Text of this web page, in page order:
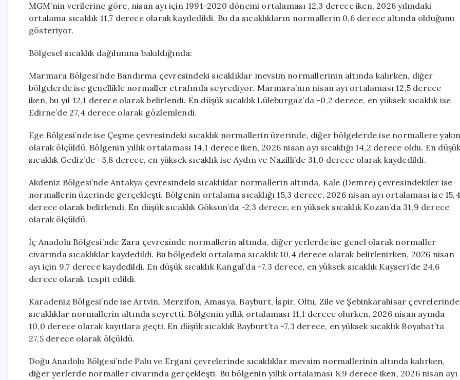
MGM’nin verilerine göre, nisan ayı için 1991-2020 dönemi ortalaması 12,3 derece iken, 2026 yılındaki
ortalama sıcaklık 11,7 derece olarak kaydedildi. Bu da sıcaklıkların normallerin 0,6 derece altında olduğunu
gösteriyor.
Bölgesel sıcaklık dağılımına bakıldığında:
Marmara Bölgesi’nde Bandırma çevresindeki sıcaklıklar mevsim normallerinin altında kalırken, diğer
bölgelerde ise genellikle normaller etrafında seyrediyor. Marmara’nın nisan ayı ortalaması 12,5 derece
iken, bu yıl 12,1 derece olarak belirlendi. En düşük sıcaklık Lüleburgaz’da -0,2 derece, en yüksek sıcaklık ise
Edirne’de 27,4 derece olarak gözlemlendi.
Ege Bölgesi’nde ise Çeşme çevresindeki sıcaklık normallerin üzerinde, diğer bölgelerde ise normallere yakın
olarak ölçüldü. Bölgenin yıllık ortalaması 14,1 derece iken, 2026 nisan ayı sıcaklığı 14,2 derece oldu. En
sıcaklık Gediz’de -3,8 derece, en yüksek sıcaklık ise Aydın ve Nazilli’de 31,0 derece olarak kaydedildi.
Akdeniz Bölgesi’nde Antakya çevresindeki sıcaklıklar normallerin altında, Kale (Demre) çevresindekiler ise
normallerin üzerinde gerçekleşti. Bölgenin ortalama sıcaklığı 15,3 derece, 2026 nisan ayı ortalaması ise 15,4
derece olarak belirlendi. En düşük sıcaklık Göksun’da -2,3 derece, en yüksek sıcaklık Kozan’da 31,9 derece
olarak ölçüldü.
İç Anadolu Bölgesi’nde Zara çevresinde normallerin altında, diğer yerlerde ise genel olarak normaller
civarında sıcaklıklar kaydedildi. Bu bölgedeki ortalama sıcaklık 10,4 derece olarak belirlenirken, 2026 nisan
ayı için 9,7 derece kaydedildi. En düşük sıcaklık Kangal’da -7,3 derece, en yüksek sıcaklık Kayseri’de 24,6
derece olarak tespit edildi.
Karadeniz Bölgesi’nde ise Artvin, Merzifon, Amasya, Bayburt, İspir, Oltu, Zile ve Şebinkarahisar çevrelerinde
sıcaklıklar normallerin altında seyretti. Bölgenin yıllık ortalaması 11,1 derece olurken, 2026 nisan ayında
10,0 derece olarak kayıtlara geçti. En düşük sıcaklık Bayburt’ta -7,3 derece, en yüksek sıcaklık Boyabat’ta
27,5 derece olarak ölçüldü.
Doğu Anadolu Bölgesi’nde Palu ve Ergani çevrelerinde sıcaklıklar mevsim normallerinin altında kalırken,
diğer yerlerde normaller civarında gerçekleşti. Bu bölgenin yıllık ortalaması 8,9 derece iken, 2026 nisan ayı